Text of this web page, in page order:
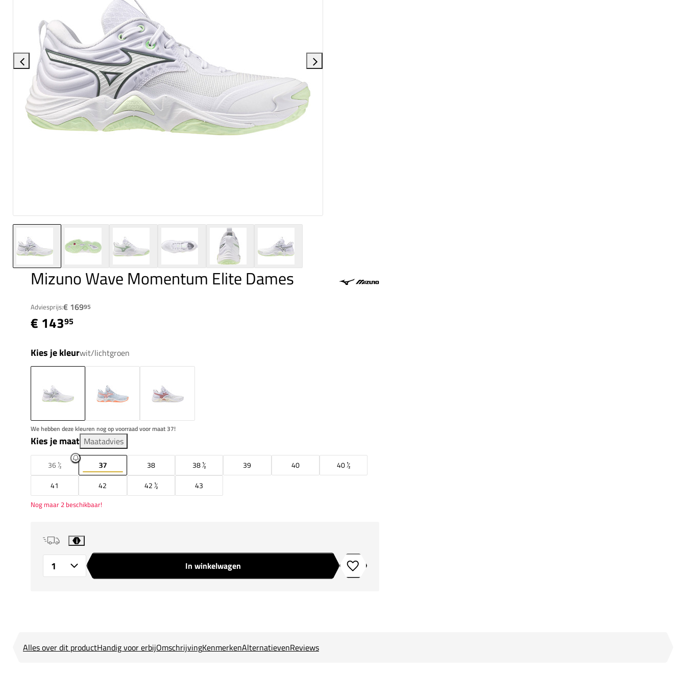
Mizuno Wave Momentum Elite Dames
Adviesprijs:€ 16995
€ 14395
Kies je kleurwit/lichtgroen
We hebben deze kleuren nog op voorraad voor maat 37!
Kies je maat Maatadvies
36 ½ 37 38 38 ½ 39 40
40 ½
41
42 42 ½ 43
Nog maar 2 beschikbaar!
i
In winkelwagen Toevoegen aan verlanglijstje
Alles over dit productHandig voor erbijOmschrijvingKenmerkenAlternatievenReviews